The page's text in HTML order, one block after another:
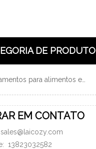
DE PRODUTO
EM CONTATO
sales@laicozy.com
13823032582